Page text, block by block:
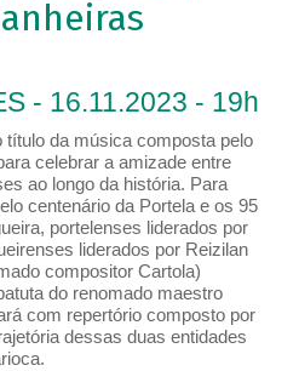
- 16.11.2023 - 19h
título da música composta pelo
celebrar a amizade entre
ao longo da história. Para
centenário da Portela e os 95
portelenses liderados por
liderados por Reizilan
compositor Cartola)
do renomado maestro
com repertório composto por
dessas duas entidades